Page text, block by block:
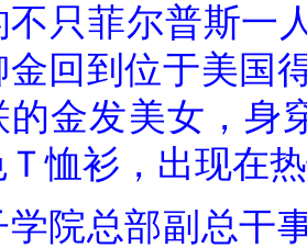
不只菲尔普斯一
回到位于美国
金发美女，身
恤衫，出现在
学院总部副总干